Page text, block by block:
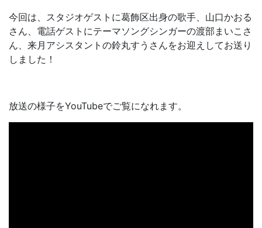
今回は、スタジオゲストに葛飾区出身の歌手、山口かおる
さん、電話ゲストにテーマソングシンガーの渡部まいこさ
ん、来月アシスタントの鈴丸すうさんをお迎えしてお送り
しました！
放送の様子をYouTubeでご覧になれます。